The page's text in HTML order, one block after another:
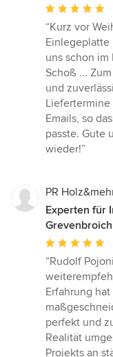
Bewertung:
5
von
5
Sternen
“Kurz vor
Einlegeplatte
uns schon im
Schoß ...
und
Emails, so
passte. Gute
wieder!”
PR
Experten für
Grevenbroich
Bewertung:
5
von
5
Sternen
“Rudolf
Erfahrung
perfekt und
Realität
Projekts an